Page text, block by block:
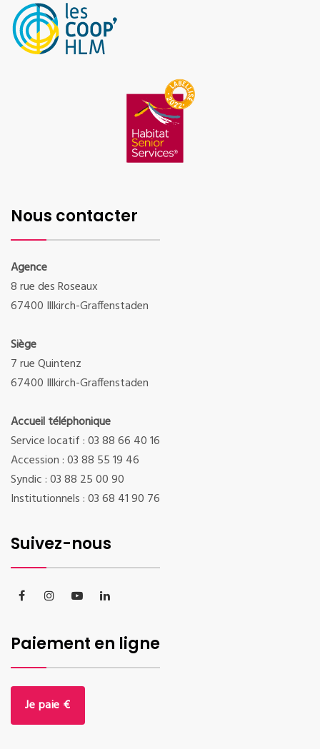
Nous contacter
Agence
8 rue des Roseaux
67400 Illkirch-Graffenstaden
Siège
7 rue Quintenz
67400 Illkirch-Graffenstaden
Accueil téléphonique
Service locatif : 03 88 66 40 16
Accession : 03 88 55 19 46
Syndic : 03 88 25 00 90
Institutionnels : 03 68 41 90 76
Suivez-nous
Paiement en ligne
Je paie €